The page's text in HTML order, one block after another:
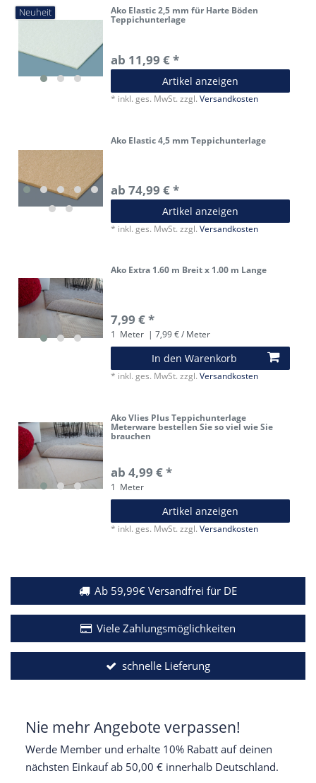
Neuheit Ako Elastic 2,5 mm für Harte Böden
Teppichunterlage
ab 11,99 € *
Artikel anzeigen
* inkl. ges. MwSt. zzgl.Versandkosten
Ako Elastic 4,5 mm Teppichunterlage
ab 74,99 € *
Artikel anzeigen
* inkl. ges. MwSt. zzgl.Versandkosten
Ako Extra 1.60 m Breit x 1.00 m Lange
7,99 € *
1 Meter | 7,99 € / Meter
In den Warenkorb
* inkl. ges. MwSt. zzgl.Versandkosten
Ako Vlies Plus Teppichunterlage
Meterware bestellen Sie so viel wie Sie
brauchen
ab 4,99 € *
1 Meter
Artikel anzeigen
* inkl. ges. MwSt. zzgl.Versandkosten
Ab 59,99€ Versandfrei für DE
Viele Zahlungsmöglichkeiten
schnelle Lieferung
Nie mehr Angebote verpassen!
Werde Member und erhalte 10% Rabatt auf deinen
nächsten Einkauf ab 50,00 € innerhalb Deutschland.